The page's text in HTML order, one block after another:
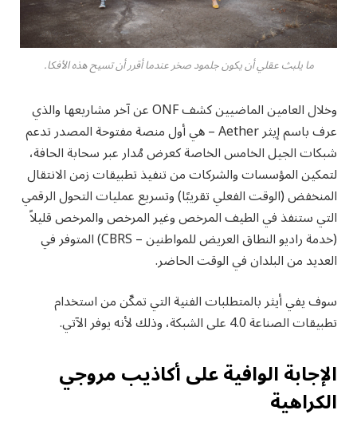
ما يلبث عقلي أن يكون جلمود صخر عندما أقرر أن تسيح هذه الأفكا.
وخلال العامين الماضيين كشف ONF عن آخر مشاريعها والذي
عرف باسم إيثر Aether – هي أول منصة مفتوحة المصدر تدعم
شبكات الجيل الخامس الخاصة كعرض مُدار عبر سحابة الحافة،
لتمكين المؤسسات والشركات من تنفيذ تطبيقات زمن الانتقال
المنخفض (الوقت الفعلي تقريبًا) وتسريع عمليات التحول الرقمي
التي ستنفذ في الطيف المرخص وغير المرخص والمرخص قليلاً
(خدمة راديو النطاق العريض للمواطنين – CBRS) المتوفر في
العديد من البلدان في الوقت الحاضر.
سوف يفي أيثر بالمتطلبات الفنية التي تمكّن من استخدام
تطبيقات الصناعة 4.0 على الشبكة، وذلك لأنه يوفر الآتي.
الإجابة الوافية على أكاذيب مروجي
الكراهية